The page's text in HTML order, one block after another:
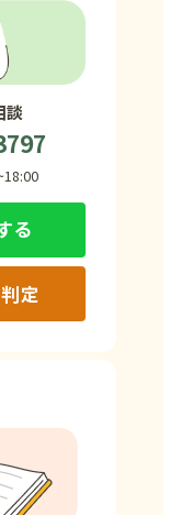
談
る
定